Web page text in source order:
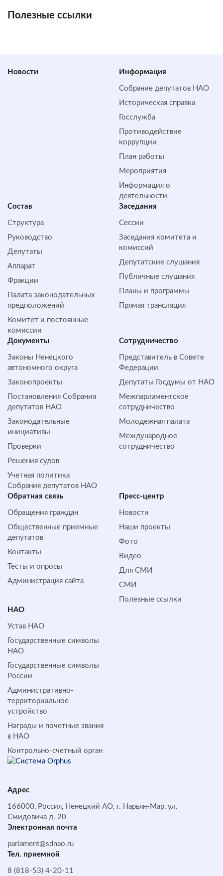
Полезные ссылки
Новости Информация
Собрание депутатов НАО
Историческая справка
Госслужба
Противодействие
коррупции
План работы
Мероприятия
Информация о
деятельности
Состав
Структура
Руководство
Депутаты
Аппарат
Фракции
Палата законодательных
предположений
Комитет и постоянные
комиссии
Заседания
Сессии
Заседания комитета и
комиссий
Депутатские слушания
Публичные слушания
Планы и программы
Прямая трансляция
Документы
Законы Ненецкого
автономного округа
Законопроекты
Постановления Собрания
депутатов НАО
Законодательные
инициативы
Проверки
Решения судов
Учетная политика
Собрания депутатов НАО
Сотрудничество
Представитель в Совете
Федерации
Депутаты Госдумы от НАО
Межпарламентское
сотрудничество
Молодежная палата
Международное
сотрудничество
Обратная cвязь
Обращения граждан
Общественные приемные
депутатов
Контакты
Тесты и опросы
Администрация сайта
Пресс-центр
Новости
Наши проекты
Фото
Видео
Для СМИ
СМИ
Полезные ссылки
НАО
Устав НАО
Государственные символы
НАО
Государственные символы
России
Административно-
территориальное
устройство
Награды и почетные звания
в НАО
Контрольно-счетный орган
Адрес
166000, Россия, Ненецкий АО, г. Нарьян-Мар, ул.
Смидовича д. 20
Электронная почта
parlament@sdnao.ru
Тел. приемной
8 (818-53) 4-20-11